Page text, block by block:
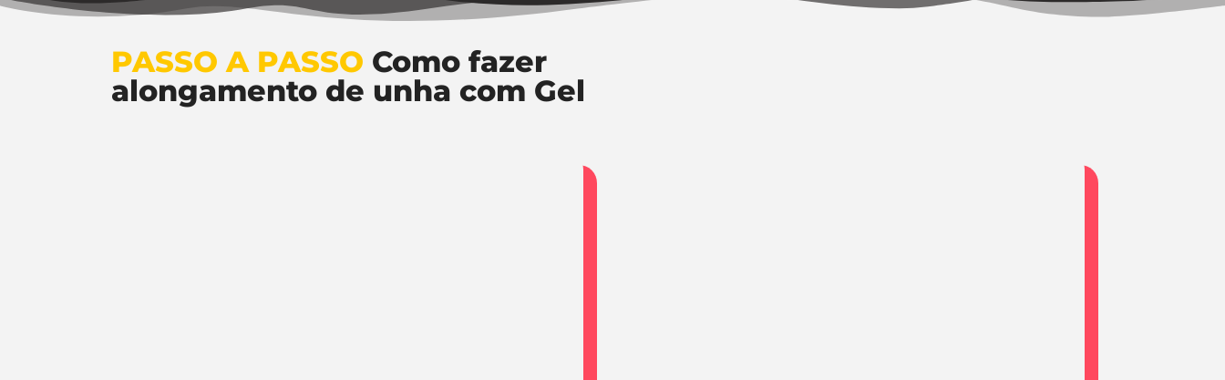
PASSO A PASSO Como fazer
alongamento de unha com Gel